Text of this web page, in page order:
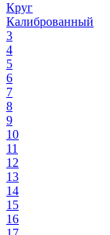
Круг
Калиброванный
3
4
5
6
7
8
9
10
11
12
13
14
15
16